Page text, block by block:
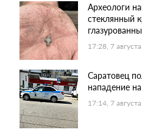
Археологи
стеклянный
17:28, 7
Саратовец
нападение
17:14, 7